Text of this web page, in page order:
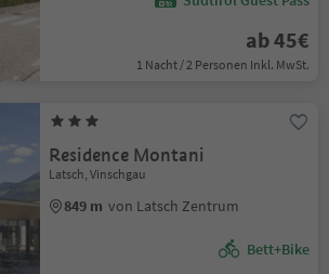
ab 45€
1 Nacht / 2 Personen Inkl. MwSt.
Residence Montani
Latsch, Vinschgau
849 m von Latsch Zentrum
Bett+Bike